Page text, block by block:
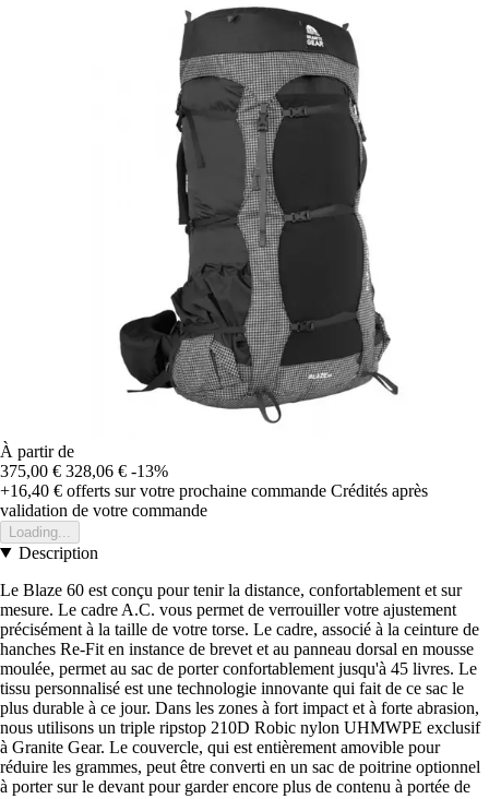
À partir de
375,00 € 328,06 € -13%
+16,40 € offerts sur votre prochaine commande Crédités après
validation de votre commande
Loading...
Description
Le Blaze 60 est conçu pour tenir la distance, confortablement et sur
mesure. Le cadre A.C. vous permet de verrouiller votre ajustement
précisément à la taille de votre torse. Le cadre, associé à la ceinture de
hanches Re-Fit en instance de brevet et au panneau dorsal en mousse
moulée, permet au sac de porter confortablement jusqu'à 45 livres. Le
tissu personnalisé est une technologie innovante qui fait de ce sac le
plus durable à ce jour. Dans les zones à fort impact et à forte abrasion,
nous utilisons un triple ripstop 210D Robic nylon UHMWPE exclusif
à Granite Gear. Le couvercle, qui est entièrement amovible pour
réduire les grammes, peut être converti en un sac de poitrine optionnel
à porter sur le devant pour garder encore plus de contenu à portée de